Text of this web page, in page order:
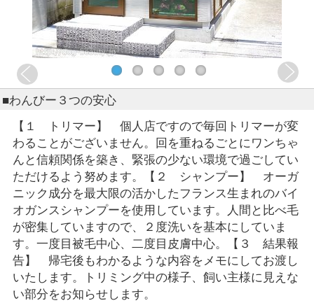
■わんびー３つの安心
【１ トリマー】 個人店ですので毎回トリマーが変
わることがございません。回を重ねるごとにワンちゃ
んと信頼関係を築き、緊張の少ない環境で過ごしてい
ただけるよう努めます。【２ シャンプー】 オーガ
ニック成分を最大限の活かしたフランス生まれのバイ
オガンスシャンプーを使用しています。人間と比べ毛
が密集していますので、２度洗いを基本にしていま
す。一度目被毛中心、二度目皮膚中心。【３ 結果報
告】 帰宅後もわかるような内容をメモにしてお渡し
いたします。トリミング中の様子、飼い主様に見えな
い部分をお知らせします。